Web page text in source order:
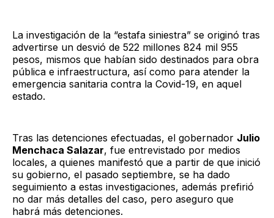
La investigación de la “estafa siniestra” se originó tras
advertirse un desvió de 522 millones 824 mil 955
pesos, mismos que habían sido destinados para obra
pública e infraestructura, así como para atender la
emergencia sanitaria contra la Covid-19, en aquel
estado.
Tras las detenciones efectuadas, el gobernador Julio
Menchaca Salazar, fue entrevistado por medios
locales, a quienes manifestó que a partir de que inició
su gobierno, el pasado septiembre, se ha dado
seguimiento a estas investigaciones, además prefirió
no dar más detalles del caso, pero aseguro que
habrá más detenciones.